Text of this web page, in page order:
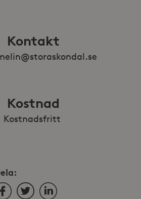
Kontakt
Kostnad
Kostnadsfritt
TwitterLinkedIn